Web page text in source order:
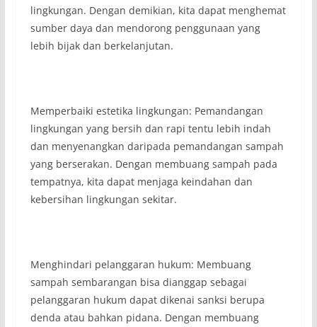
lingkungan. Dengan demikian, kita dapat menghemat
sumber daya dan mendorong penggunaan yang
lebih bijak dan berkelanjutan.
Memperbaiki estetika lingkungan: Pemandangan
lingkungan yang bersih dan rapi tentu lebih indah
dan menyenangkan daripada pemandangan sampah
yang berserakan. Dengan membuang sampah pada
tempatnya, kita dapat menjaga keindahan dan
kebersihan lingkungan sekitar.
Menghindari pelanggaran hukum: Membuang
sampah sembarangan bisa dianggap sebagai
pelanggaran hukum dapat dikenai sanksi berupa
denda atau bahkan pidana. Dengan membuang